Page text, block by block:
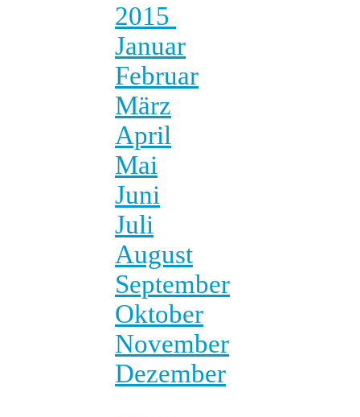
2015
Januar
Februar
März
April
Mai
Juni
Juli
August
September
Oktober
November
Dezember